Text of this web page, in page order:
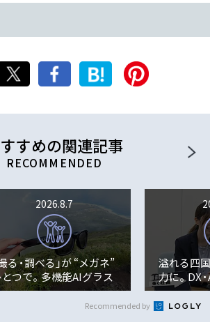
すめの関連記事
撮る・調べる」が “メガネ”
つで。多機能AIグラス
Ban Me...
2026.8.7
溢れる四
力に。DX
先として
解決...
Recommended by